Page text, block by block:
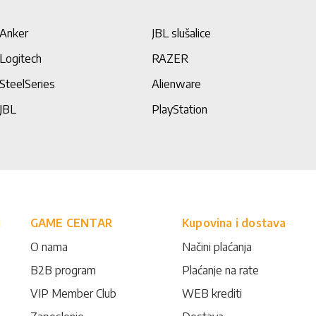
Anker
JBL slušalice
Logitech
RAZER
SteelSeries
Alienware
JBL
PlayStation
GAME CENTAR
O nama
B2B program
VIP Member Club
Kupovina i dostava
Načini plaćanja
Plaćanje na rate
WEB krediti